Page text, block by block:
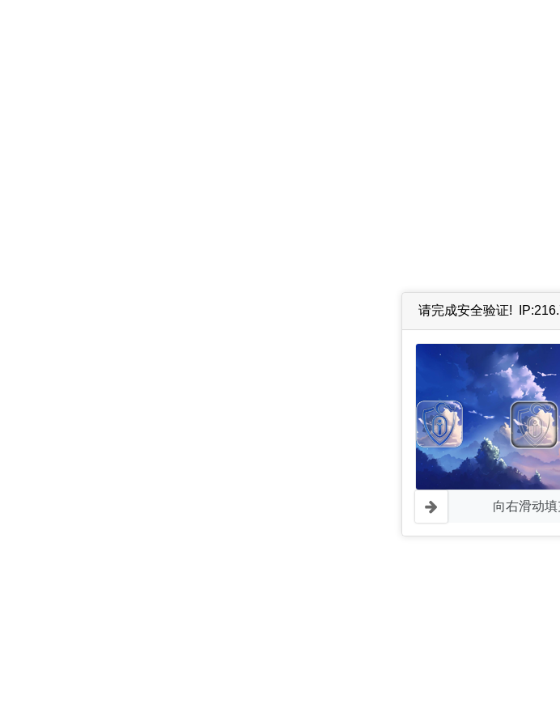
请完成安全验证!
向右滑动填